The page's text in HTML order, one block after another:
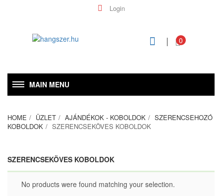
Login
0
MAIN MENU
HOME ÜZLET AJÁNDÉKOK - KOBOLDOK
SZERENCSEHOZÓ
KOBOLDOK
SZERENCSEKÖVES KOBOLDOK
SZERENCSEKÖVES KOBOLDOK
No products were found matching your selection.